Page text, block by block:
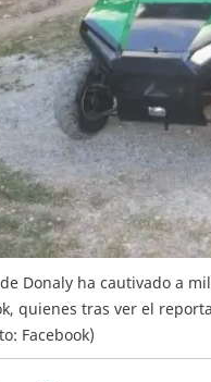
Donaly ha cautivado a
quienes tras ver el
Facebook)